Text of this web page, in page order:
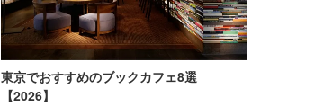
東京でおすすめのブックカフェ8選
【2026】